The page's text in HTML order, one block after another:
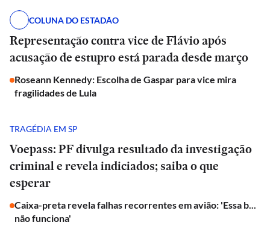
COLUNA DO ESTADÃO
Representação contra vice de Flávio após
acusação de estupro está parada desde março
Roseann Kennedy: Escolha de Gaspar para vice mira
fragilidades de Lula
TRAGÉDIA EM SP
Voepass: PF divulga resultado da investigação
criminal e revela indiciados; saiba o que
esperar
Caixa-preta revela falhas recorrentes em avião: 'Essa b...
não funciona'